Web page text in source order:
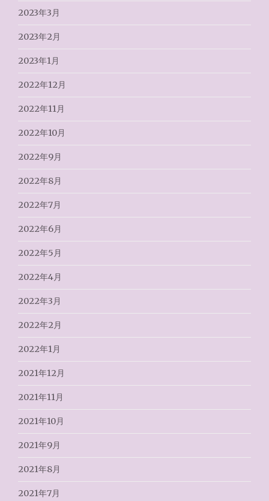
2023年3月
2023年2月
2023年1月
2022年12月
2022年11月
2022年10月
2022年9月
2022年8月
2022年7月
2022年6月
2022年5月
2022年4月
2022年3月
2022年2月
2022年1月
2021年12月
2021年11月
2021年10月
2021年9月
2021年8月
2021年7月